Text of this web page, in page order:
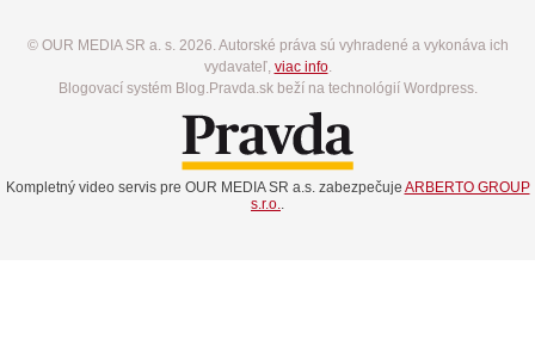
© OUR MEDIA SR a. s. 2026. Autorské práva sú vyhradené a vykonáva ich
vydavateľ, viac info.
Blogovací systém Blog.Pravda.sk beží na technológií Wordpress.
Kompletný video servis pre OUR MEDIA SR a.s. zabezpečuje ARBERTO GROUP
s.r.o..